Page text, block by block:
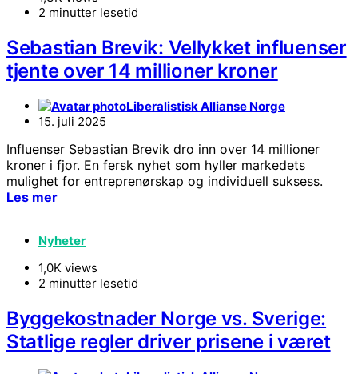
2 minutter lesetid
Sebastian Brevik: Vellykket influenser
tjente over 14 millioner kroner
Liberalistisk Allianse Norge
15. juli 2025
Influenser Sebastian Brevik dro inn over 14 millioner
kroner i fjor. En fersk nyhet som hyller markedets
mulighet for entreprenørskap og individuell suksess.
Les mer
Nyheter
1,0K views
2 minutter lesetid
Byggekostnader Norge vs. Sverige:
Statlige regler driver prisene i været